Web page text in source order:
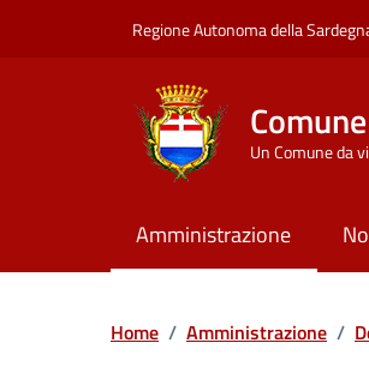
Regione Autonoma della
Un Comune da
Amministrazione
Home / Amministrazione /